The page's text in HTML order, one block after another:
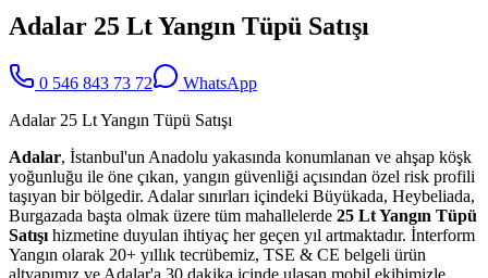
Adalar 25 Lt Yangın Tüpü Satışı
0 546 843 73 72
WhatsApp
Adalar 25 Lt Yangın Tüpü Satışı
Adalar, İstanbul'un Anadolu yakasında konumlanan ve ahşap köşk
yoğunluğu ile öne çıkan, yangın güvenliği açısından özel risk profili
taşıyan bir bölgedir. Adalar sınırları içindeki Büyükada, Heybeliada,
Burgazada başta olmak üzere tüm mahallelerde 25 Lt Yangın Tüpü
Satışı hizmetine duyulan ihtiyaç her geçen yıl artmaktadır. İnterform
Yangın olarak 20+ yıllık tecrübemiz, TSE & CE belgeli ürün
altyapımız ve Adalar'a 30 dakika içinde ulaşan mobil ekibimizle